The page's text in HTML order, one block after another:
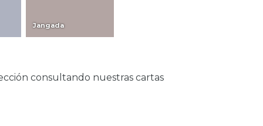
Jangada
consultando nuestras cartas